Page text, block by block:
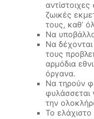
ζωικές
τους, καθ’
Να
Nα
τους
αρμόδια
όργανα.
Να τηρούν
φυλάσσεται
την
Το